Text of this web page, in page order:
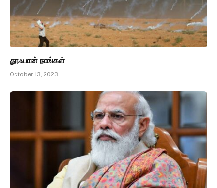
தூஃபான் நாங்கள்
October 13, 2023